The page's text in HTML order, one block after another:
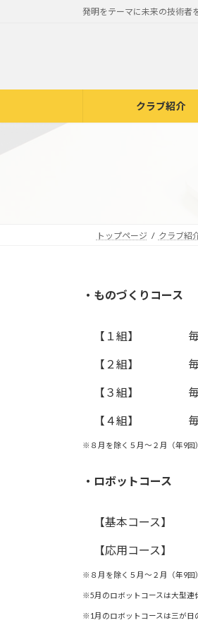
へ
キ
ョ
に
発明をテーマに未来の技術者
クラブ紹介
トップページ クラブ紹
・ものづくりコース
【１組】
【２組】
【３組】
【４組】
※８月を除く５月～２月（年9回
・ロボットコース
【基本コース】
【応用コース】
※８月を除く５月～２月（年9回
※5月のロボットコースは大型連
※1月のロボットコースは三が日